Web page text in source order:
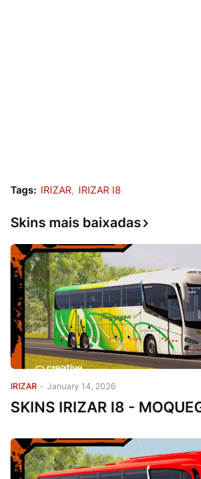
Tags: IRIZAR IRIZAR I8
Skins mais baixadas
IRIZAR - January 14, 2026
SKINS IRIZAR I8 -